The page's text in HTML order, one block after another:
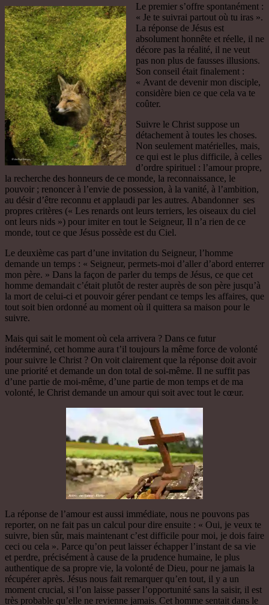
Le premier s’offre spontanément :
« Je te suivrai partout où tu iras ».
La réponse de Jésus est
absolument honnête et réelle, il ne
décore pas la réalité, il ne veut
pas non plus de fausses illusions.
Son conseil était finalement :
« Avant de devenir mon disciple,
considère bien ce que cela va te
coûter.
Suivre le Christ suppose un
détachement à toutes les choses.
Non seulement matérielles, mais,
ce qui est le plus difficile, à celles
d’ordre spirituel : l’amour propre,
la recherche des honneurs de ce monde, la reconnaissance, le
pouvoir ; renoncer à l’envie de possession, à la vanité, à l’ambition,
au désir d’être reconnu et applaudi par les autres. Abandonner ses
propres critères (« Les renards ont leurs terriers, les oiseaux du ciel
ont leurs nids ») pour imiter en tout le Seigneur, Il n’a rien de ce
monde, tout ce que Jésus possède est du Ciel.
Le deuxième cas part d’une invitation du Seigneur, l’homme
demande un temps : « Seigneur, permets-moi d’aller d’abord enterrer
mon père. » Dans la façon de parler du temps de Jésus, ce que cet
homme demandait c’était plutôt de rester auprès de son père jusqu’à
la mort de celui-ci et pouvoir gérer pendant ce temps les affaires, que
tout soit bien ordonné au moment où il quittera sa maison pour le
suivre.
Mais qui sait le moment où cela arrivera ? Dans ce futur
indéterminé, cet homme aura t’il toujours la même force de volonté
pour suivre le Christ ? On voit clairement que la réponse doit avoir
une priorité et demande un don total de soi-même. Il ne suffit pas
d’une partie de moi-même, d’une partie de mon temps et de ma
volonté, le Christ demande un amour qui soit avec tout le cœur.
La réponse de l’amour est aussi immédiate, nous ne pouvons pas
reporter, on ne fait pas un calcul pour dire ensuite : « Oui, je veux te
suivre, bien sûr, mais maintenant c’est difficile pour moi, je dois faire
ceci ou cela ». Parce qu’on peut laisser échapper l’instant de sa vie
et perdre, précisément à cause de la prudence humaine, le plus
authentique de sa propre vie, la volonté de Dieu, pour ne jamais la
récupérer après. Jésus nous fait remarquer qu’en tout, il y a un
moment crucial, si l’on laisse passer l’opportunité sans la saisir, il est
très probable qu’elle ne revienne jamais. Cet homme sentait dans le